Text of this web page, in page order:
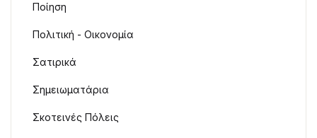
Ποίηση
Πολιτική - Οικονομία
Σατιρικά
Σημειωματάρια
Σκοτεινές Πόλεις